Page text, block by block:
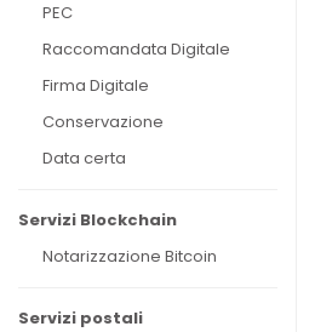
PEC
Raccomandata Digitale
Firma Digitale
Conservazione
Data certa
Servizi Blockchain
Notarizzazione Bitcoin
Servizi postali